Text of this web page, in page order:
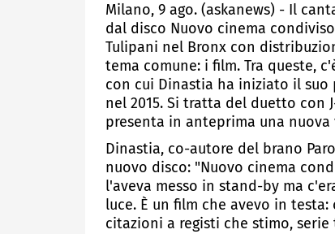
Milano, 9 ago. (askanews) - Il
dal disco Nuovo cinema
Tulipani nel Bronx con
tema comune: i film. Tra queste,
con cui Dinastia ha iniziato il suo
nel 2015. Si tratta del duetto con
presenta in anteprima una
Dinastia, co-autore del brano
nuovo disco: "Nuovo cinema
l'aveva messo in stand-by ma
luce. È un film che avevo in
citazioni a registi che stimo, serie